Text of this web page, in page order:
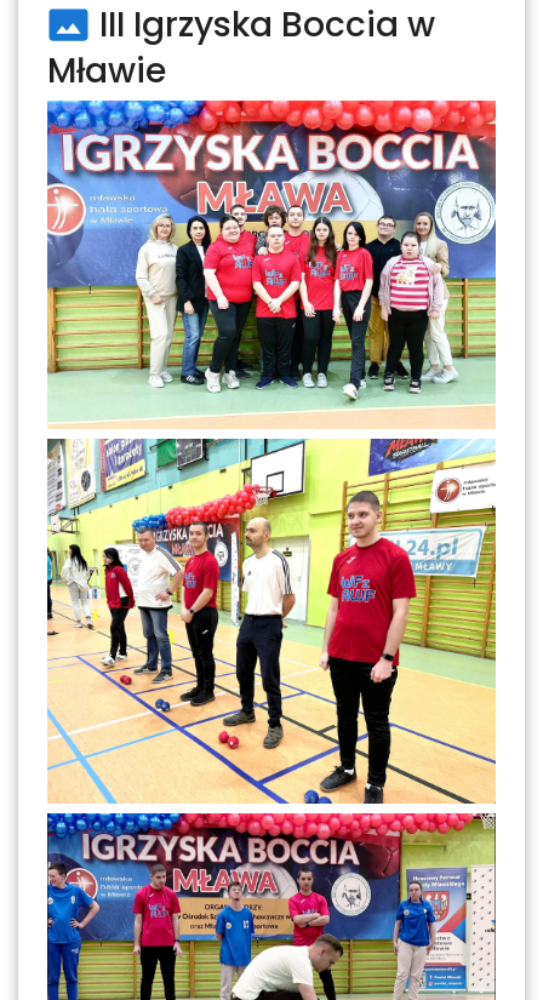
III Igrzyska Boccia w
Mławie